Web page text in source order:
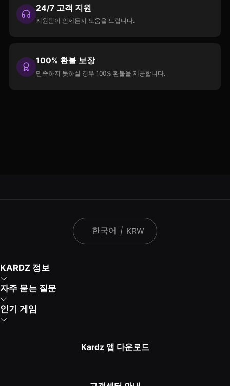
24/7 고객 지원
지원팀이 언제든지 도움을 드립니다.
100% 환불 보장
만족하지 못하실 경우 100% 환불을 제공합니다.
한국어 | KRW
KARDZ 정보
자주 묻는 질문
인기 게임
Kardz 앱 다운로드